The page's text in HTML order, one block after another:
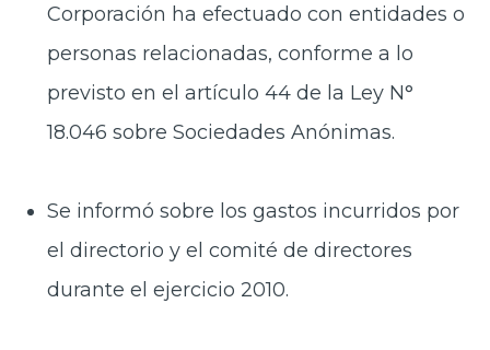
Corporación ha efectuado con entidades o
personas relacionadas, conforme a lo
previsto en el artículo 44 de la Ley N°
18.046 sobre Sociedades Anónimas.
Se informó sobre los gastos incurridos por
el directorio y el comité de directores
durante el ejercicio 2010.